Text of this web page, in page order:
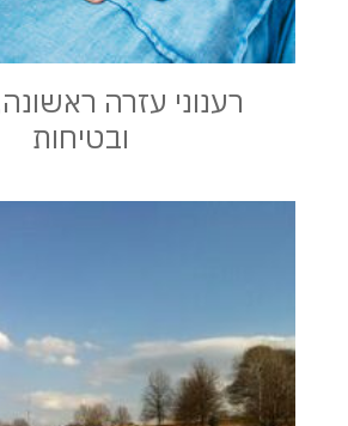
רענוני עזרה
ובטיחות